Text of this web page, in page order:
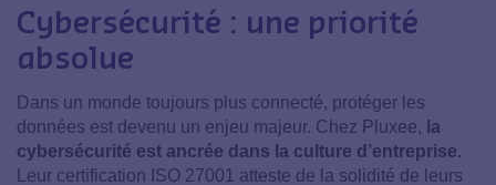
Cybersécurité : une priorité
absolue
Dans un monde toujours plus connecté, protéger les
données est devenu un enjeu majeur. Chez Pluxee, la
cybersécurité est ancrée dans la culture d’entreprise.
Leur certification ISO 27001 atteste de la solidité de leurs